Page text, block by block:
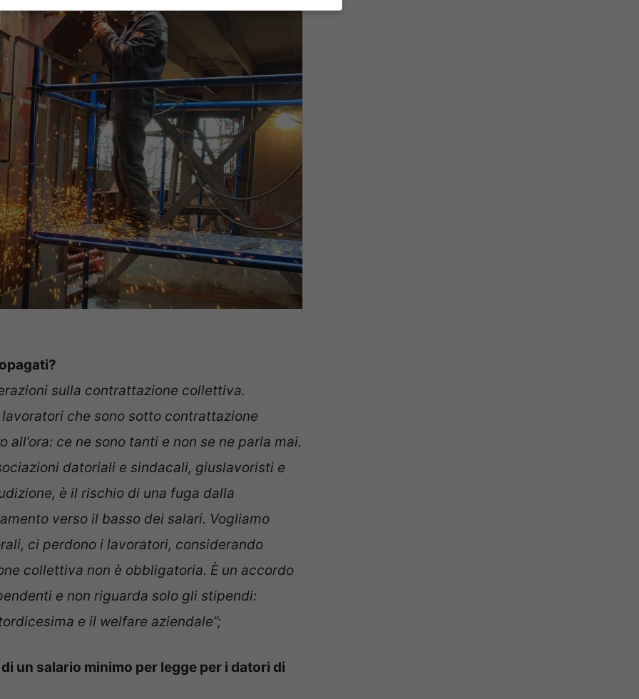
sulla contrattazione collettiva.
che sono sotto contrattazione
ce ne sono tanti e non se ne parla mai.
datoriali e sindacali, giuslavoristi e
è il rischio di una fuga dalla
verso il basso dei salari. Vogliamo
ci perdono i lavoratori, considerando
collettiva non è obbligatoria. È un accordo
e non riguarda solo gli stipendi:
e il welfare aziendale”;
un salario minimo per legge per i datori di